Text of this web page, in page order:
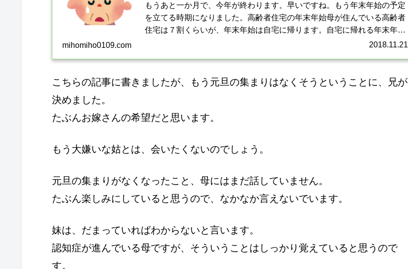
もうあと一か月で、今年が終わります。早いですね。もう年末年始の予定
を立てる時期になりました。高齢者住宅の年末年始母が住んでいる高齢者
住宅は７割くらいが、年末年始は自宅に帰ります。自宅に帰れる年末年始
mihomiho0109.com 2018.11.21
こちらの記事に書きましたが、もう元旦の集まりはなくそうということに、兄が
決めました。
たぶんお嫁さんの希望だと思います。
もう大嫌いな姑とは、会いたくないのでしょう。
元旦の集まりがなくなったこと、母にはまだ話していません。
たぶん楽しみにしていると思うので、なかなか言えないでいます。
妹は、だまっていればわからないと言います。
認知症が進んでいる母ですが、そういうことはしっかり覚えていると思うので
す。